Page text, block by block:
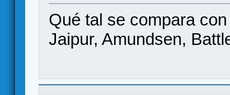
Qué tal se compara
Jaipur, Amundsen,